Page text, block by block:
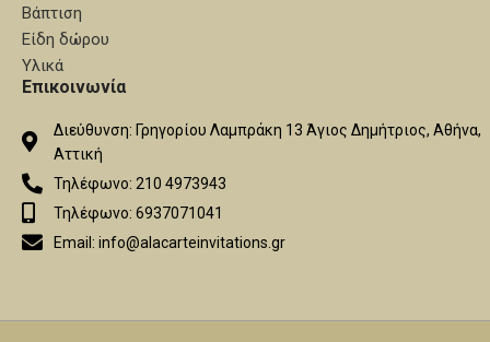
Βάπτιση
Είδη δώρου
Υλικά
Επικοινωνία
Διεύθυνση: Γρηγορίου Λαμπράκη 13 Άγιος Δημήτριος, Αθήνα,
Αττική
Τηλέφωνο: 210 4973943
Τηλέφωνο: 6937071041
Email: info@alacarteinvitations.gr